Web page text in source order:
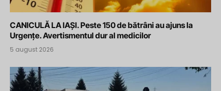
CANICULĂ LA IAȘI. Peste 150 de bătrâni au ajuns la
Urgențe. Avertismentul dur al medicilor
5 august 2026